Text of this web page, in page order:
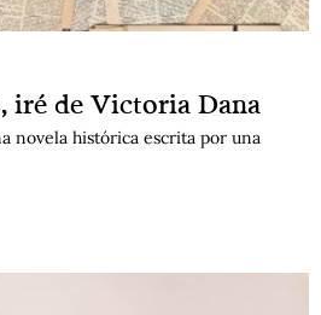
iré de Victoria Dana
novela histórica escrita por una